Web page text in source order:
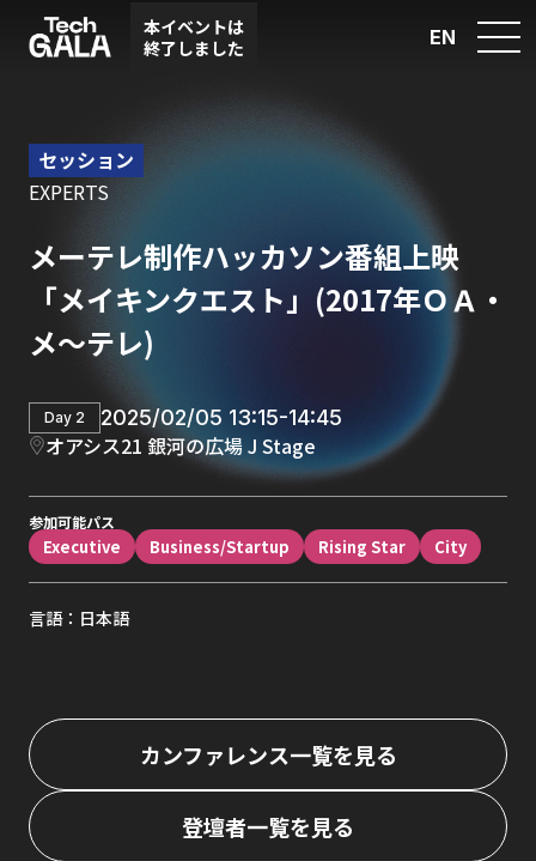
セッション
EXPERTS
メーテレ制作ハッカソン番組上映
「メイキンクエスト」(2017年ＯＡ・
メ～テレ)
Day 2 2025/02/05 13:15-14:45
オアシス21 銀河の広場 J Stage
参加可能パス
Executive Business/Startup Rising Star City
言語：日本語
カンファレンス一覧を見る
登壇者一覧を見る
本イベントは
終了しました
EN